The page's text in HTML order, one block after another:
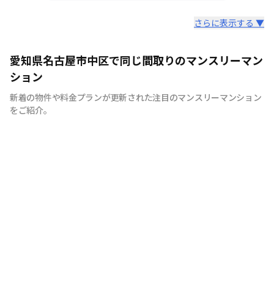
安心の日商エステムグループ｜創業30年以上の歴史を誇
る不動産のプロだからこそ、確かな実績があります。
さらに表示する ▼
愛知県名古屋市中区で同じ間取りのマンスリーマン
ション
新着の物件や料金プランが更新された注目のマンスリーマンション
をご紹介。